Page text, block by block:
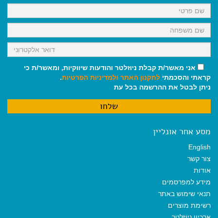
k
p
m
אני מאשר/ת קבלת ניוזלטר והודעות שיווקיות, ומאשר/ת כי
קראתי והסכמתי לתקנון האתר ולמדיניות הפרטיות.
ניתן לבטל את ההרשמה בכל עת
מסע אחר אונליין
English
צור קשר
אודות
מידע למפרסמים
תנאי שימוש באתר
רשימת מוצרים